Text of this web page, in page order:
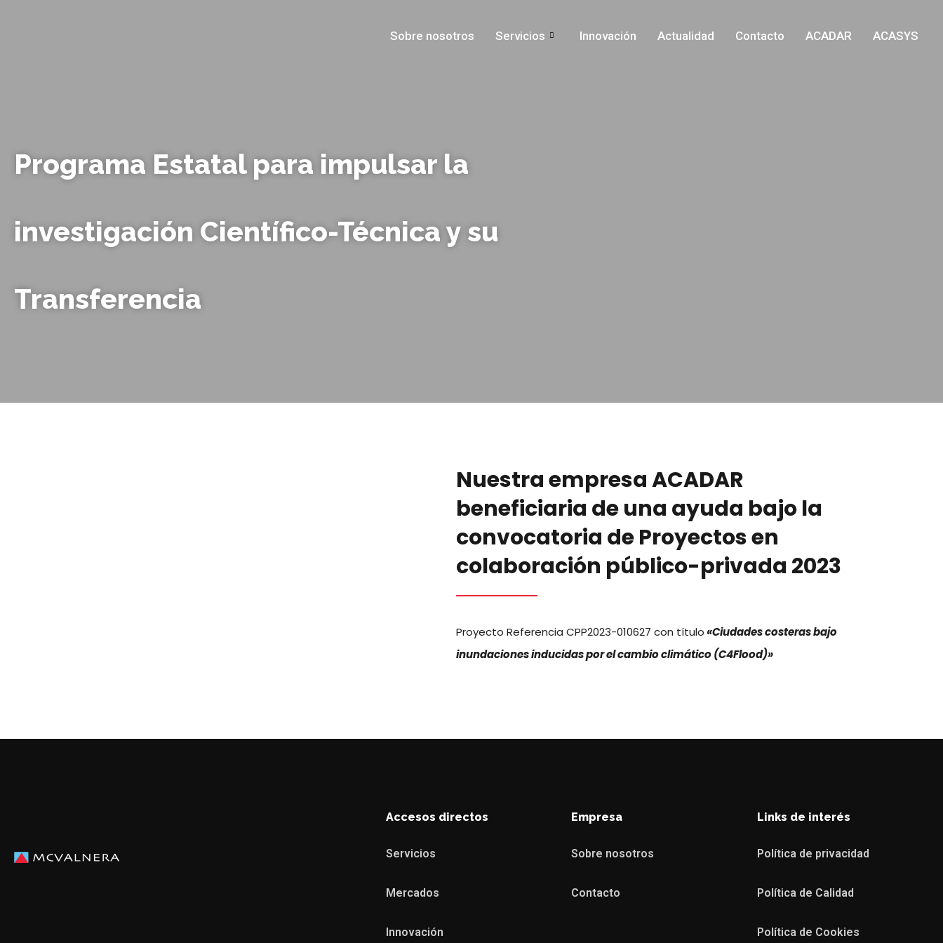
Sobre nosotros Servicios Innovación Actualidad Contacto ACADAR ACASYS
Programa Estatal para impulsar la
investigación Científico-Técnica y su
Transferencia
Nuestra empresa ACADAR
beneficiaria de una ayuda bajo la
convocatoria de Proyectos en
colaboración público-privada 2023
Proyecto Referencia CPP2023-010627 con título«Ciudades costeras bajo
inundaciones inducidas por el cambio climático (C4Flood)»
Accesos directos
Servicios
Mercados
Innovación
Empresa
Sobre nosotros
Contacto
Links de interés
Política de privacidad
Política de Calidad
Política de Cookies